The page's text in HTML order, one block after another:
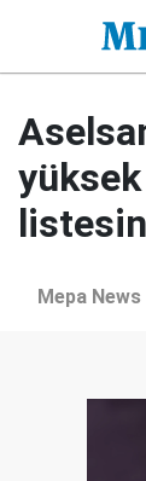
Mepa News